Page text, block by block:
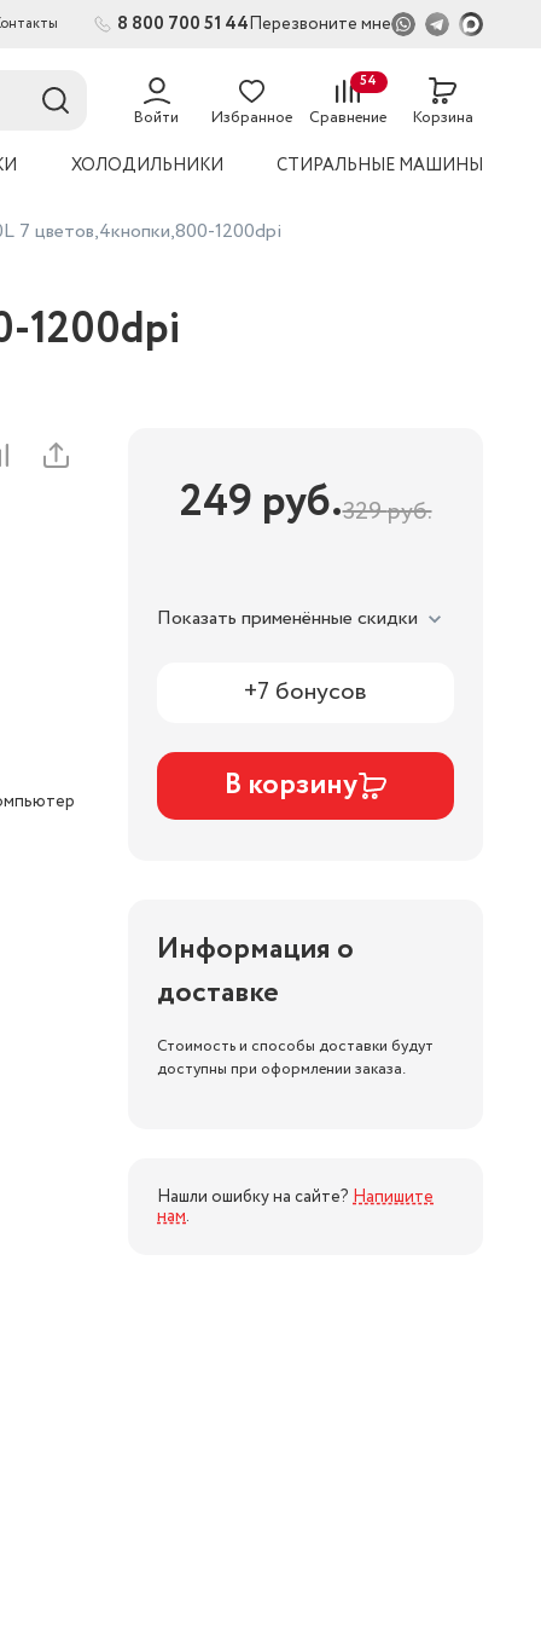
8 800 700 51 44Перезвоните мне
Войти Избранное Сравнение
54
Корзина
ХОЛОДИЛЬНИКИ СТИРАЛЬНЫЕ МАШИНЫ
7 цветов,4кнопки,800-1200dpi
1200dpi
249 руб.329руб.
Показать применённые скидки
+7 бонусов
В корзину
Информация о
доставке
Стоимость и способы доставки будут
доступны при оформлении заказа.
Нашли ошибку на сайте? Напишите
нам.